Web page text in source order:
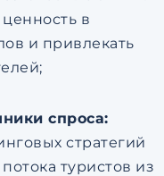
в
и привлекать
спроса:
стратегий
туристов из